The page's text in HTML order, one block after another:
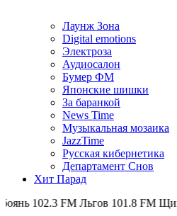
Лаунж Зона
Digital emotions
Электроза
Аудиосалон
Бумер ФМ
Японскиe шишки
За баранкой
News Time
Музыкальная мозаика
JazzTime
Русская кибернетика
Департамент Снов
Хит Парад
Льгов 101.8 FM Щигры 107.8 FM